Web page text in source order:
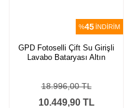
%45 İNDİRİM
GPD Fotoselli Çift Su Girişli
Lavabo Bataryası Altın
10.449,90 TL
18.996,00 TL